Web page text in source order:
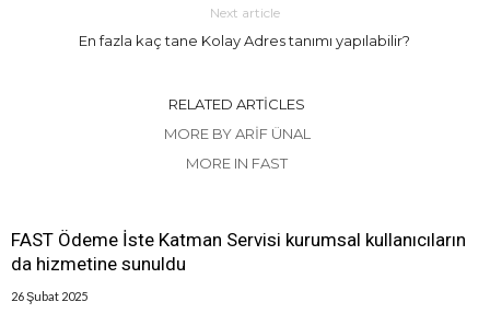
Next article
En fazla kaç tane Kolay Adres tanımı yapılabilir?
RELATED ARTICLES
MORE BY ARIF ÜNAL
MORE IN FAST
FAST Ödeme İste Katman Servisi kurumsal kullanıcıların
da hizmetine sunuldu
26 Şubat 2025